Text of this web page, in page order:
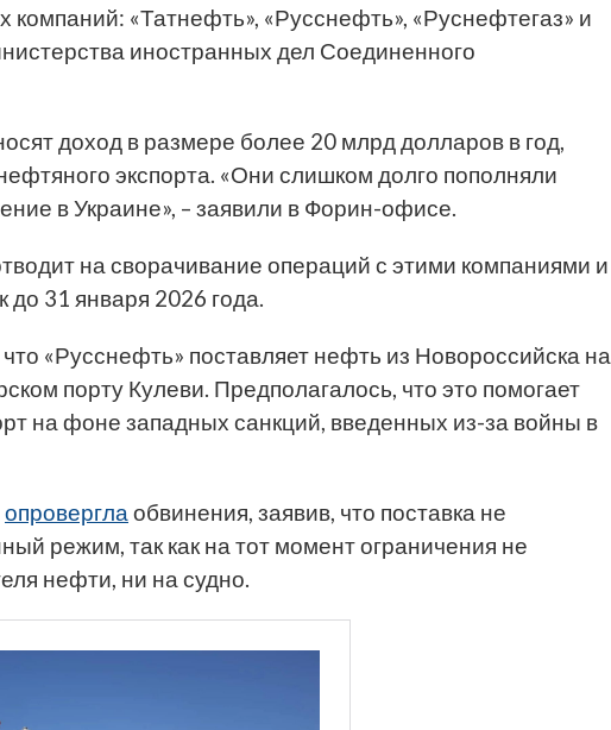
компаний: «Татнефть», «Русснефть», «Руснефтегаз» и
иностранных дел Соединенного
доход в размере более 20 млрд долларов в год,
экспорта. «Они слишком долго пополняли
в Украине», – заявили в Форин-офисе.
на сворачивание операций с этими компаниями и
31 января 2026 года.
«Русснефть» поставляет нефть из Новороссийска на
порту Кулеви. Предполагалось, что это помогает
на фоне западных санкций, введенных из-за войны в
опровергла обвинения, заявив, что поставка не
режим, так как на тот момент ограничения не
нефти, ни на судно.